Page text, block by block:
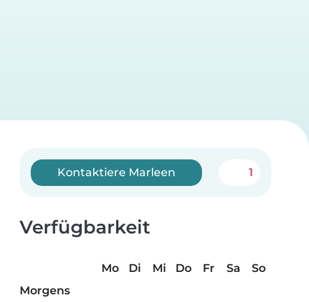
Kontaktiere Marleen 1
Verfügbarkeit
Mo Di Mi Do Fr Sa
So
Morgens